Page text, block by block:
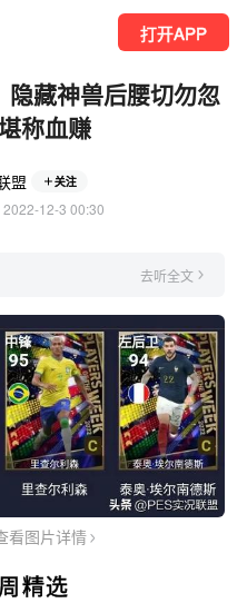
打开APP
藏神兽后腰切勿忽
称血赚
盟 关注
  2022-12-3 00:30
去听全文
看图片详情
精选